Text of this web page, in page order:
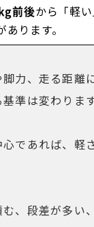
前後から「軽
ります。
力、走る距離
準は変わります
であれば、軽
、段差が多い